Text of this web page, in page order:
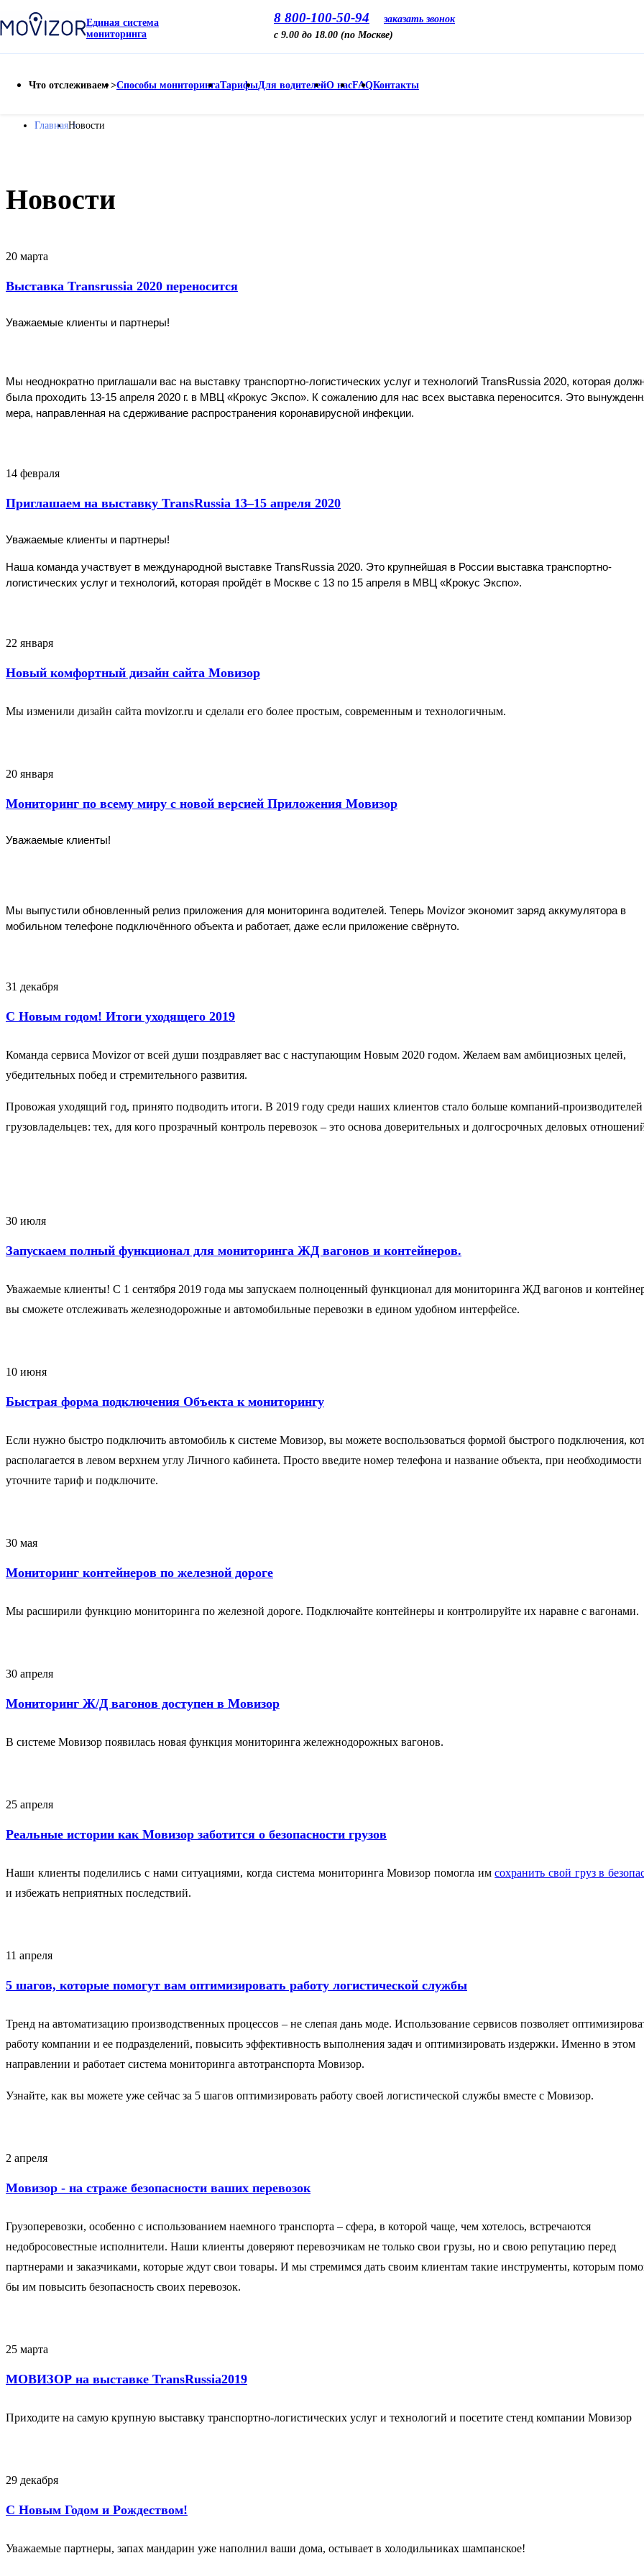
Единая система
мониторинга
8 800-100-50-94
заказать звонок
с 9.00 до 18.00 (по Москве)
Что отслеживаем Способы мониторингаТарифыДля водителейО насFAQКонтакты
ГлавнаяНовости
Новости
20 марта
Выставка Transrussia 2020 переносится
Уважаемые клиенты и партнеры!
Мы неоднократно приглашали вас на выставку транспортно-логистических услуг и технологий TransRussia 2020, которая
была проходить 13-15 апреля 2020 г. в МВЦ «Крокус Экспо». К сожалению для нас всех выставка переносится. Это
мера, направленная на сдерживание распространения коронавирусной инфекции.
14 февраля
Приглашаем на выставку TransRussia 13–15 апреля 2020
Уважаемые клиенты и партнеры!
Наша команда участвует в международной выставке TransRussia 2020. Это крупнейшая в России выставка транспортно-
логистических услуг и технологий, которая пройдёт в Москве с 13 по 15 апреля в МВЦ «Крокус Экспо».
22 января
Новый комфортный дизайн сайта Мовизор
Мы изменили дизайн сайта movizor.ru и сделали его более простым, современным и технологичным.
20 января
Мониторинг по всему миру с новой версией Приложения Мовизор
Уважаемые клиенты!
Мы выпустили обновленный релиз приложения для мониторинга водителей. Теперь Movizor экономит заряд аккумулятора в
мобильном телефоне подключённого объекта и работает, даже если приложение свёрнуто.
31 декабря
С Новым годом! Итоги уходящего 2019
Команда сервиса Movizor от всей души поздравляет вас с наступающим Новым 2020 годом. Желаем вам амбициозных целей,
убедительных побед и стремительного развития.
Провожая уходящий год, принято подводить итоги. В 2019 году среди наших клиентов стало больше компаний-
грузовладельцев: тех, для кого прозрачный контроль перевозок – это основа доверительных и долгосрочных деловых
30 июля
Запускаем полный функционал для мониторинга ЖД вагонов и контейнеров.
Уважаемые клиенты! С 1 сентября 2019 года мы запускаем полноценный функционал для мониторинга ЖД вагонов и
вы сможете отслеживать железнодорожные и автомобильные перевозки в едином удобном интерфейсе.
10 июня
Быстрая форма подключения Объекта к мониторингу
Если нужно быстро подключить автомобиль к системе Мовизор, вы можете воспользоваться формой быстрого подключения,
располагается в левом верхнем углу Личного кабинета. Просто введите номер телефона и название объекта, при необходимости
уточните тариф и подключите.
30 мая
Мониторинг контейнеров по железной дороге
Мы расширили функцию мониторинга по железной дороге. Подключайте контейнеры и контролируйте их наравне с вагонами.
30 апреля
Мониторинг Ж/Д вагонов доступен в Мовизор
В системе Мовизор появилась новая функция мониторинга жележнодорожных вагонов.
25 апреля
Реальные истории как Мовизор заботится о безопасности грузов
Наши клиенты поделились с нами ситуациями, когда система мониторинга Мовизор помогла имсохранить свой груз в
и избежать неприятных последствий.
11 апреля
5 шагов, которые помогут вам оптимизировать работу логистической службы
Тренд на автоматизацию производственных процессов – не слепая дань моде. Использование сервисов позволяет
работу компании и ее подразделений, повысить эффективность выполнения задач и оптимизировать издержки. Именно в этом
направлении и работает система мониторинга автотранспорта Мовизор.
Узнайте, как вы можете уже сейчас за 5 шагов оптимизировать работу своей логистической службы вместе с Мовизор.
2 апреля
Мовизор - на страже безопасности ваших перевозок
Грузоперевозки, особенно с использованием наемного транспорта – сфера, в которой чаще, чем хотелось, встречаются
недобросовестные исполнители. Наши клиенты доверяют перевозчикам не только свои грузы, но и свою репутацию перед
партнерами и заказчиками, которые ждут свои товары. И мы стремимся дать своим клиентам такие инструменты, которым
бы им повысить безопасность своих перевозок.
25 марта
МОВИЗОР на выставке TransRussia2019
Приходите на самую крупную выставку транспортно-логистических услуг и технологий и посетите стенд компании Мовизор
29 декабря
С Новым Годом и Рождеством!
Уважаемые партнеры, запах мандарин уже наполнил ваши дома, остывает в холодильниках шампанское!